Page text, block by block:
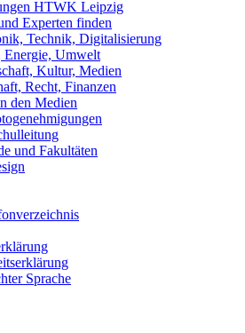
HTWK Leipzig
Experten finden
Technik, Digitalisierung
Energie, Umwelt
Kultur, Medien
Recht, Finanzen
den Medien
und Fakultäten
Sprache